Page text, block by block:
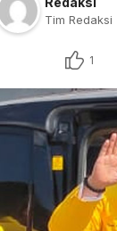
Tim Redaksi
1